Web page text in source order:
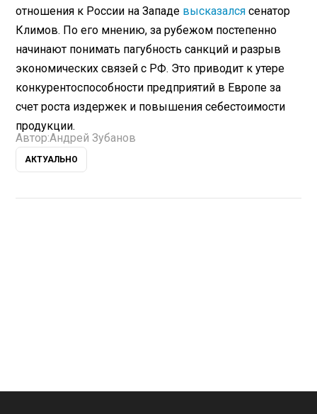
отношения к России на Западе высказался сенатор
Климов. По его мнению, за рубежом постепенно
начинают понимать пагубность санкций и разрыв
экономических связей с РФ. Это приводит к утере
конкурентоспособности предприятий в Европе за
счет роста издержек и повышения себестоимости
продукции.
Автор:Андрей Зубанов
АКТУАЛЬНО